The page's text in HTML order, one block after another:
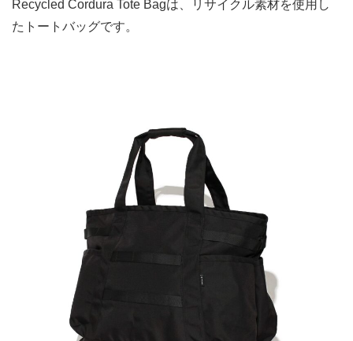
Recycled Cordura Tote Bagは、リサイクル素材を使用し
たトートバッグです。